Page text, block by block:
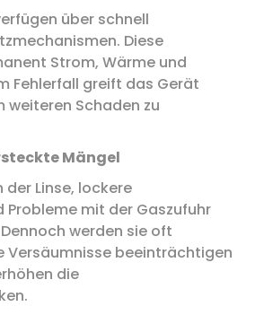
über schnell
Diese
Strom, Wärme und
Fehlerfall greift das Gerät
weiteren Schaden zu
Mängel
Linse, lockere
Probleme mit der Gaszufuhr
werden sie oft
Versäumnisse beeinträchtigen
die